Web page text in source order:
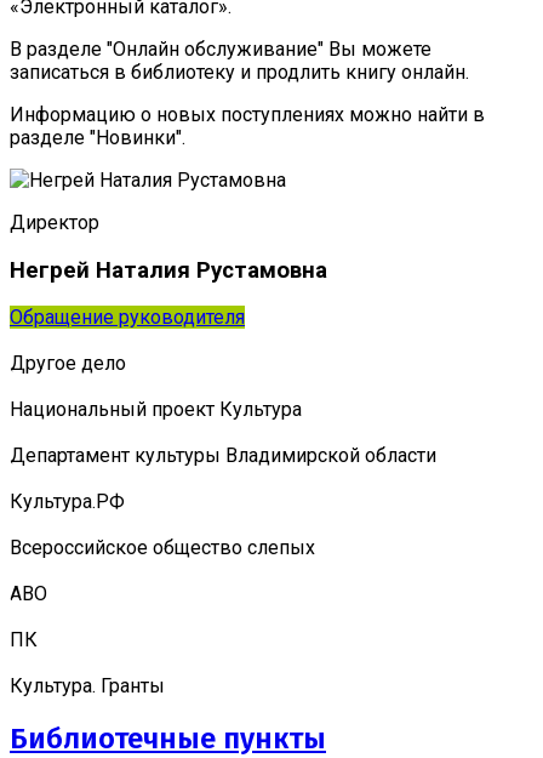
«Электронный каталог».
В разделе "Онлайн обслуживание" Вы можете
записаться в библиотеку и продлить книгу онлайн.
Информацию о новых поступлениях можно найти в
разделе "Новинки".
Директор
Негрей Наталия Рустамовна
Обращение руководителя
Другое дело
Национальный проект Культура
Департамент культуры Владимирской области
Культура.РФ
Всероссийское общество слепых
АВО
ПК
Культура. Гранты
Библиотечные пункты